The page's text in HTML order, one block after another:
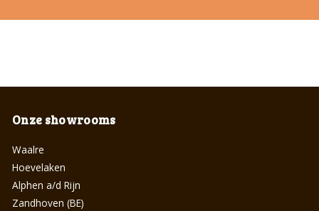
Onze showrooms
Waalre
Hoevelaken
Alphen a/d Rijn
Zandhoven (BE)